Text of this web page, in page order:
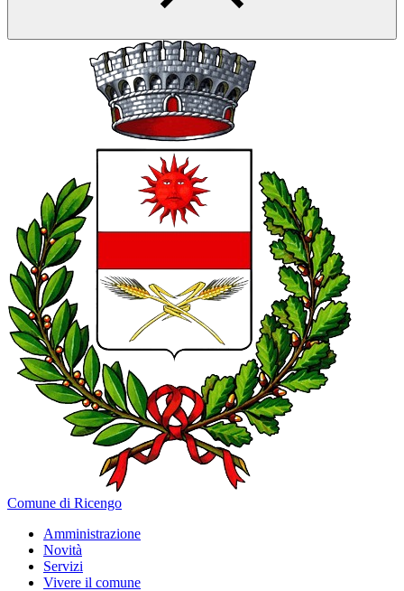
Comune di Ricengo
Amministrazione
Novità
Servizi
Vivere il comune